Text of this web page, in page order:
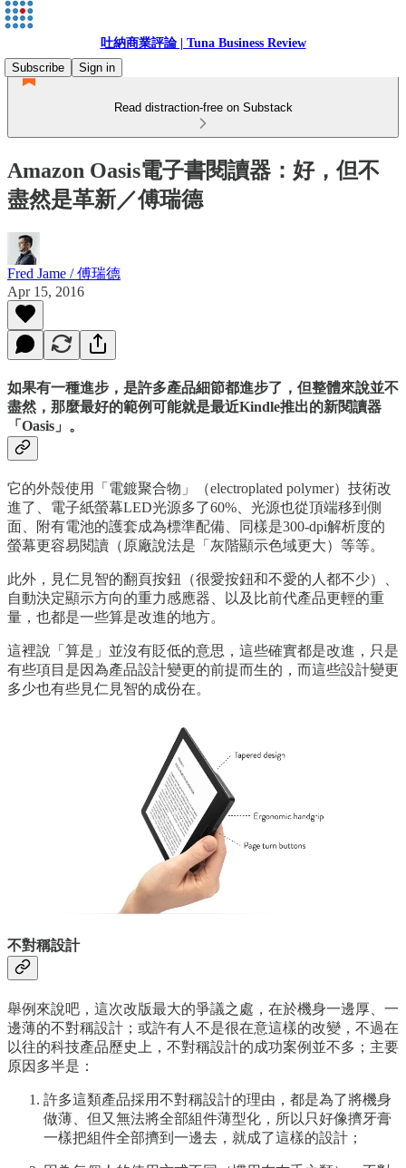
吐納商業評論 | Tuna Business Review
Subscribe
Sign in
Read distraction-free on Substack
Amazon Oasis電子書閱讀器：好，但不
盡然是革新／傅瑞德
Fred Jame / 傅瑞德
Apr 15, 2016
如果有一種進步，是許多產品細節都進步了，但整體來說並不
盡然，那麼最好的範例可能就是最近Kindle推出的新閱讀器
「Oasis」。
它的外殼使用「電鍍聚合物」（electroplated polymer）技術改
進了、電子紙螢幕LED光源多了60%、光源也從頂端移到側
面、附有電池的護套成為標準配備、同樣是300-dpi解析度的
螢幕更容易閱讀（原廠說法是「灰階顯示色域更大）等等。
此外，見仁見智的翻頁按鈕（很愛按鈕和不愛的人都不少）、
自動決定顯示方向的重力感應器、以及比前代產品更輕的重
量，也都是一些算是改進的地方。
這裡說「算是」並沒有貶低的意思，這些確實都是改進，只是
有些項目是因為產品設計變更的前提而生的，而這些設計變更
多少也有些見仁見智的成份在。
不對稱設計
舉例來說吧，這次改版最大的爭議之處，在於機身一邊厚、一
邊薄的不對稱設計；或許有人不是很在意這樣的改變，不過在
以往的科技產品歷史上，不對稱設計的成功案例並不多；主要
原因多半是：
許多這類產品採用不對稱設計的理由，都是為了將機身
做薄、但又無法將全部組件薄型化，所以只好像擠牙膏
一樣把組件全部擠到一邊去，就成了這樣的設計；